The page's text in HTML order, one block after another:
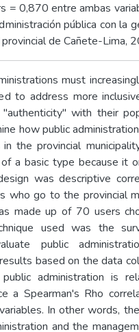
= 0,870 entre ambas
pública con la
de Cañete-Lima,
must
to address more
with their
how public
the provincial
a basic type because it
was descriptive
who go to the provincial
made up of 70 users
used was the
public
based on the data
administration is
a Spearman's Rho
In other words,
and the